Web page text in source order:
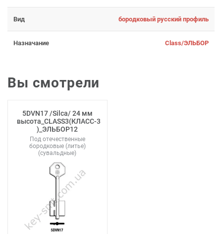
Вид бородковый русский профиль
Назначание Class/ЭЛЬБОР
Вы смотрели
5DVN17 /Silca/ 24 мм
высота_CLASS3(КЛАСС-3
)_ЭЛЬБОР12
Под отечественные
бородковые (литье)
(сувальдные)